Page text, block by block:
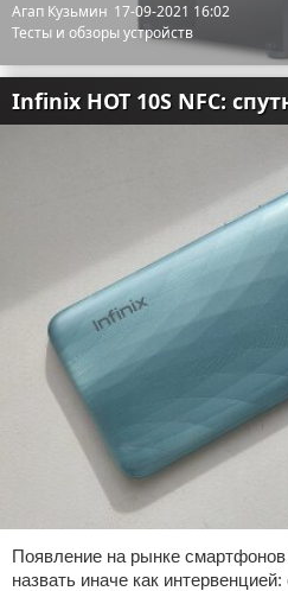
Агап Кузьмин 17-09-2021 16:02
Тесты и обзоры устройств
Infinix HOT 10S NFC:
Появление на рынке
назвать иначе как